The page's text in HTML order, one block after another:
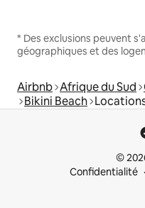
* Des exclusions peuvent
géographiques et des
Airbnb Afrique du Sud
Bikini Beach
©
Confidentialité